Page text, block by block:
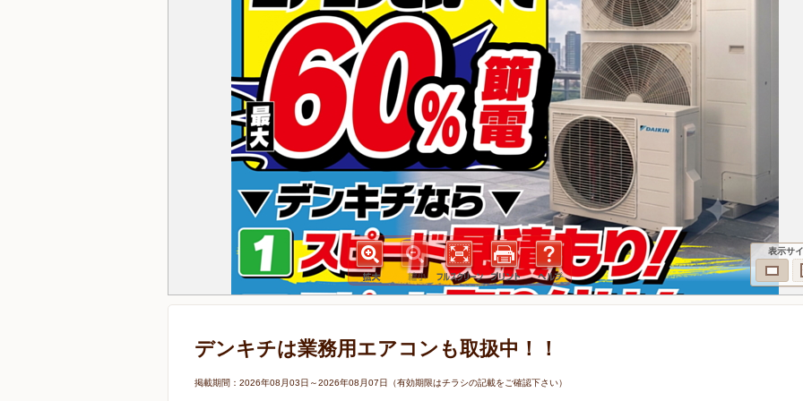
表示サ
デンキチは業務用エアコンも取扱中！！
掲載期間：2026年08月03日～2026年08月07日（有効期限はチラシの記載をご確認下さい）